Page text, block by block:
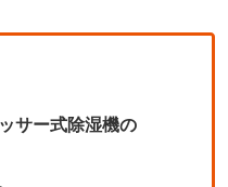
サー式除湿機の